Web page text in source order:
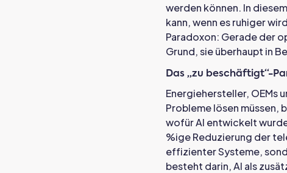
werden können. In
kann, wenn es ruhiger
Paradoxon: Gerade der
Grund, sie überhaupt in
Das „zu beschäftigt“-
Energiehersteller, OEMs
Probleme lösen müssen,
wofür AI entwickelt
%ige Reduzierung der
effizienter Systeme,
besteht darin, AI als